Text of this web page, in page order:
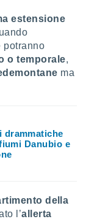
estensione
potranno
o temporale,
ma
drammatiche
Danubio e
della
l’allerta